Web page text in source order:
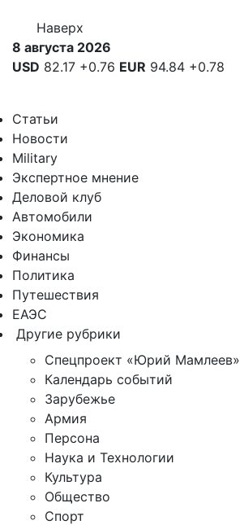
Наверх
8 августа 2026
USD 82.17 +0.76 EUR 94.84 +0.78
Статьи
Новости
Military
Экспертное мнение
Деловой клуб
Автомобили
Экономика
Финансы
Политика
Путешествия
ЕАЭС
Другие рубрики
Спецпроект «Юрий Мамлеев»
Календарь событий
Зарубежье
Армия
Персона
Наука и Технологии
Культура
Общество
Спорт